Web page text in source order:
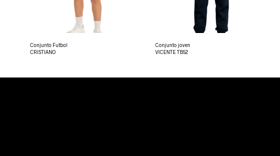
Conjunto Futbol
CRISTIANO
Conjunto joven
VICENTE TB52